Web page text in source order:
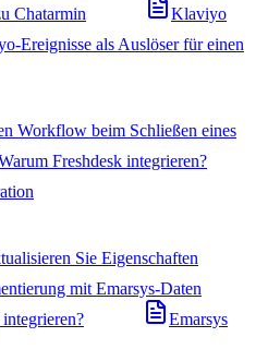
Chatarmin
Klaviyo
Ereignisse als Auslöser für einen
Workflow beim Schließen eines
Freshdesk integrieren?
Sie Eigenschaften
mit Emarsys-Daten
Emarsys